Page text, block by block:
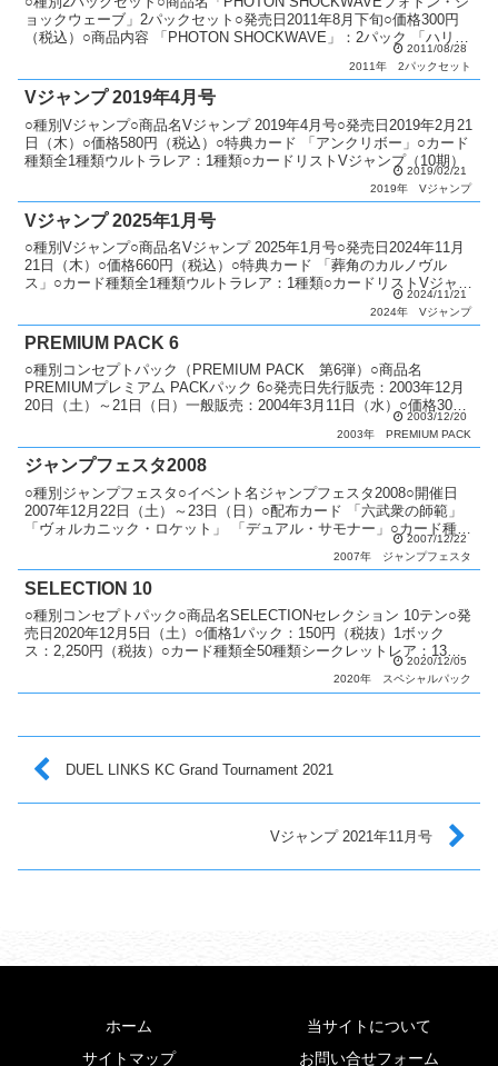
ョックウェーブ」2パックセット○発売日2011年8月下旬○価格300円
（税込）○商品内容 「PHOTON SHOCKWAVE」：2パック 「ハリマ
2011/08/28
2011年
2パックセット
Vジャンプ 2019年4月号
○種別Vジャンプ○商品名Vジャンプ 2019年4月号○発売日2019年2月21
日（木）○価格580円（税込）○特典カード 「アンクリボー」○カード
種類全1種類ウルトラレア：1種類○カードリストVジャンプ（10期）
2019/02/21
2019年
Vジャンプ
Vジャンプ 2025年1月号
○種別Vジャンプ○商品名Vジャンプ 2025年1月号○発売日2024年11月
21日（木）○価格660円（税込）○特典カード 「葬角のカルノヴル
ス」○カード種類全1種類ウルトラレア：1種類○カードリストVジャン
2024/11/21
2024年
Vジャンプ
PREMIUM PACK 6
○種別コンセプトパック（PREMIUM PACK 第6弾）○商品名
PREMIUMプレミアム PACKパック 6○発売日先行販売：2003年12月
20日（土）～21日（日）一般販売：2004年3月11日（水）○価格300
2003/12/20
2003年
PREMIUM PACK
ジャンプフェスタ2008
○種別ジャンプフェスタ○イベント名ジャンプフェスタ2008○開催日
2007年12月22日（土）～23日（日）○配布カード 「六武衆の師範」
「ヴォルカニック・ロケット」 「デュアル・サモナー」○カード種類
2007/12/22
2007年
ジャンプフェスタ
SELECTION 10
○種別コンセプトパック○商品名SELECTIONセレクション 10テン○発
売日2020年12月5日（土）○価格1パック：150円（税抜）1ボック
ス：2,250円（税抜）○カード種類全50種類シークレットレア：13種
2020/12/05
2020年
スペシャルパック
DUEL LINKS KC Grand Tournament 2021
Vジャンプ 2021年11月号
ホーム
当サイトについて
サイトマップ
お問い合せフォーム